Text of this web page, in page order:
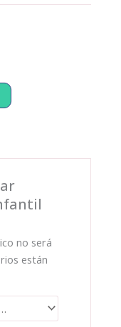
no será
están